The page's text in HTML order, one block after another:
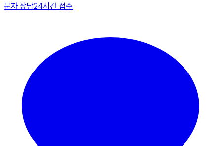
문자 상담24시간 접수